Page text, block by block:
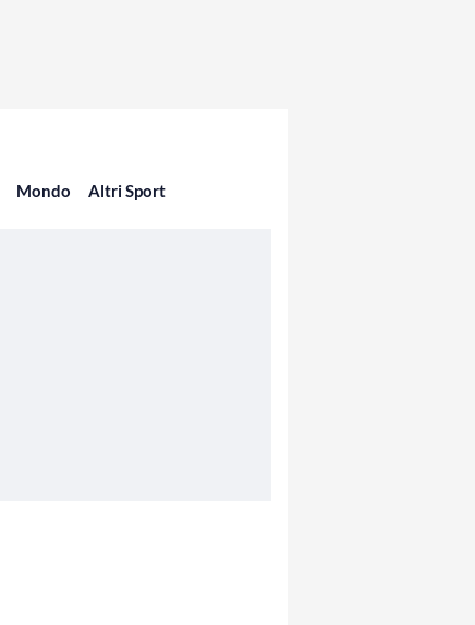
Mondo Altri Sport